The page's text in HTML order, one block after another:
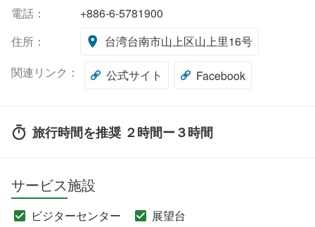
電話：
+886-6-5781900
住所：
台湾台南市山上区山上里16号
関連リンク：
公式サイト Facebook
旅行時間を推奨 ２時間ー３時間
サービス施設
ビジターセンター
展望台